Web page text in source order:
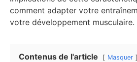
comment adapter votre
votre développement musculaire.
Contenus de l'article Masquer